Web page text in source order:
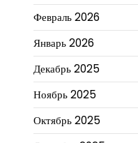
Февраль 2026
Январь 2026
Декабрь 2025
Ноябрь 2025
Октябрь 2025